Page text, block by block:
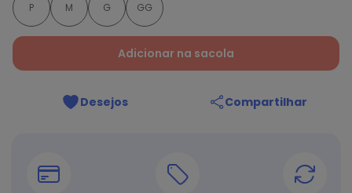
P M G GG
Adicionar na sacola
Desejos Compartilhar